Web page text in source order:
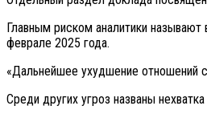
Главным риском аналитики
феврале 2025 года.
«Дальнейшее ухудшение отношений
Среди других угроз названы